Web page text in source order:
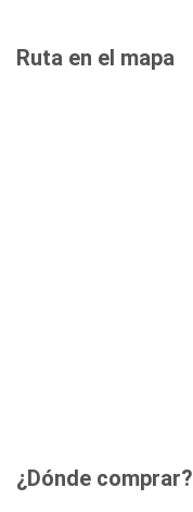
Ruta en el mapa
¿Dónde comprar?